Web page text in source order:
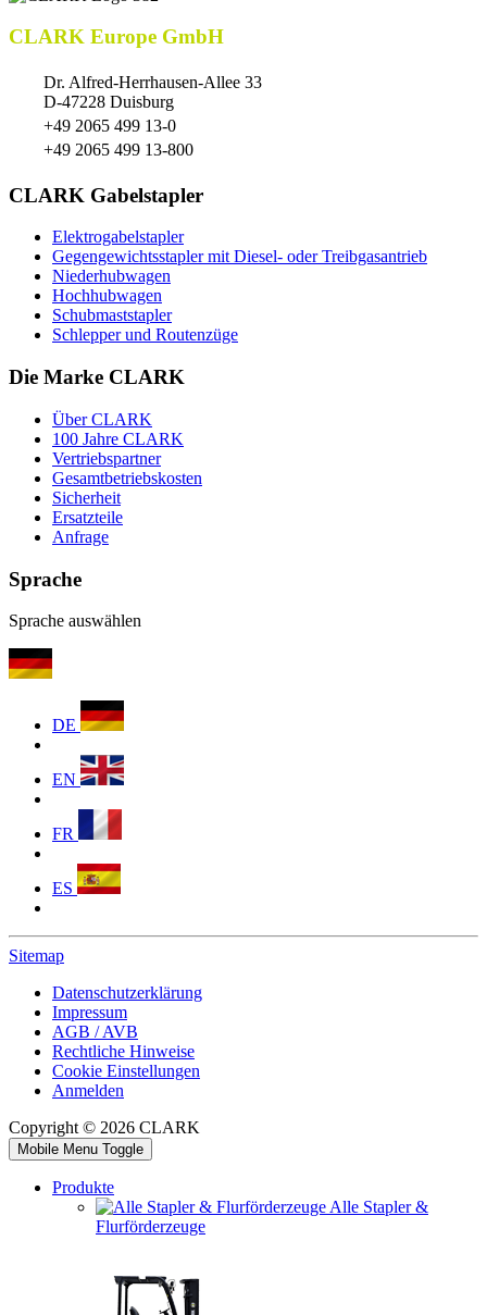
CLARK Europe GmbH
Dr. Alfred-Herrhausen-Allee 33
D-47228 Duisburg
+49 2065 499 13-0
+49 2065 499 13-800
CLARK Gabelstapler
Elektrogabelstapler
Gegengewichtsstapler mit Diesel- oder Treibgasantrieb
Niederhubwagen
Hochhubwagen
Schubmaststapler
Schlepper und Routenzüge
Die Marke CLARK
Über CLARK
100 Jahre CLARK
Vertriebspartner
Gesamtbetriebskosten
Sicherheit
Ersatzteile
Anfrage
Sprache
Sprache auswählen
DE
EN
FR
ES
Sitemap
Datenschutzerklärung
Impressum
AGB / AVB
Rechtliche Hinweise
Cookie Einstellungen
Anmelden
Copyright © 2026 CLARK
Mobile Menu Toggle
Produkte
Alle Stapler &
Flurförderzeuge